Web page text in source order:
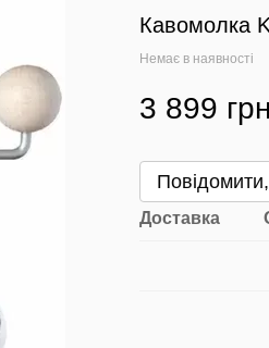
Кавомолка
Немає в наявності
3 899 грн
Доставка